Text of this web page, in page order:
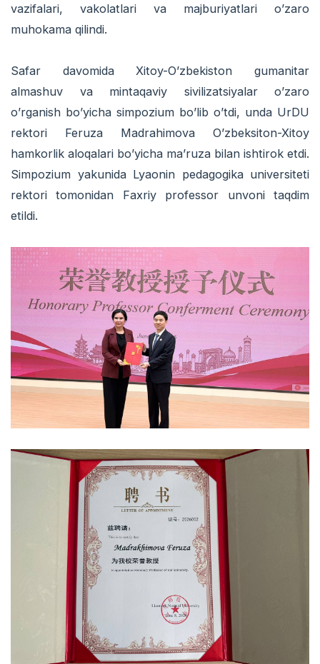
vazifalari, vakolatlari va majburiyatlari o’zaro
muhokama qilindi.
Safar davomida Xitoy-O’zbekiston gumanitar
almashuv va mintaqaviy sivilizatsiyalar o’zaro
o’rganish bo’yicha simpozium bo’lib o’tdi, unda UrDU
rektori Feruza Madrahimova O’zbeksiton-Xitoy
hamkorlik aloqalari bo’yicha ma’ruza bilan ishtirok etdi.
Simpozium yakunida Lyaonin pedagogika universiteti
rektori tomonidan Faxriy professor unvoni taqdim
etildi.